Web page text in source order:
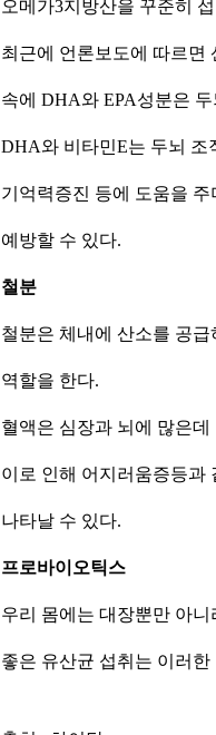
오메가3지방산을 꾸준히
최근에 언론보도에 따르면
속에 DHA와 EPA성분은
DHA와 비타민E는 두뇌 조
기억력증진 등에 도움을 주
예방할 수 있다.
철분
철분은 체내에 산소를 공
역할을 한다.
혈액은 심장과 뇌에 많은
이로 인해 어지러움증등과
나타날 수 있다.
프로바이오틱스
우리 몸에는 대장뿐만 아
좋은 유산균 섭취는 이러한